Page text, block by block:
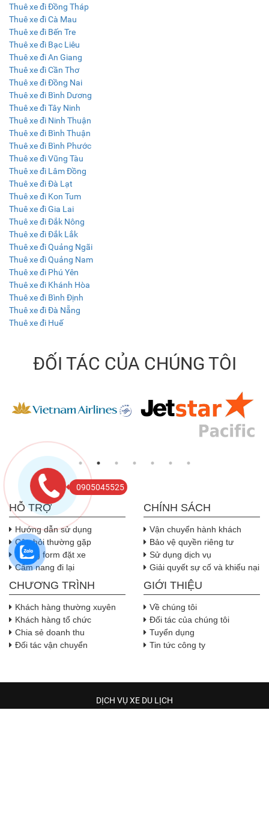
Thuê xe đi Đồng Tháp
Thuê xe đi Cà Mau
Thuê xe đi Bến Tre
Thuê xe đi Bạc Liêu
Thuê xe đi An Giang
Thuê xe đi Cần Thơ
Thuê xe đi Đồng Nai
Thuê xe đi Bình Dương
Thuê xe đi Tây Ninh
Thuê xe đi Ninh Thuận
Thuê xe đi Bình Thuận
Thuê xe đi Bình Phước
Thuê xe đi Vũng Tàu
Thuê xe đi Lâm Đồng
Thuê xe đi Đà Lạt
Thuê xe đi Kon Tum
Thuê xe đi Gia Lai
Thuê xe đi Đắk Nông
Thuê xe đi Đắk Lắk
Thuê xe đi Quảng Ngãi
Thuê xe đi Quảng Nam
Thuê xe đi Phú Yên
Thuê xe đi Khánh Hòa
Thuê xe đi Bình Định
Thuê xe đi Đà Nẵng
Thuê xe đi Huế
ĐỐI TÁC CỦA CHÚNG TÔI
HỖ TRỢ
Hướng dẫn sử dụng
Câu hỏi thường gặp
Nhúng form đặt xe
Cẩm nang đi lại
CHÍNH SÁCH
Vận chuyển hành khách
Bảo vệ quyền riêng tư
Sử dụng dịch vụ
Giải quyết sự cố và khiếu nại
CHƯƠNG TRÌNH
Khách hàng thường xuyên
Khách hàng tổ chức
Chia sẻ doanh thu
Đối tác vận chuyển
GIỚI THIỆU
Về chúng tôi
Đối tác của chúng tôi
Tuyển dụng
Tin tức công ty
DỊCH VỤ XE DU LỊCH
0905045525